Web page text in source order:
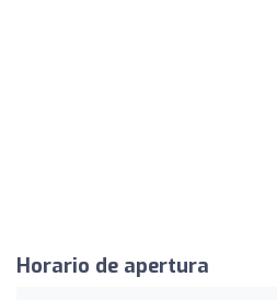
Horario de apertura